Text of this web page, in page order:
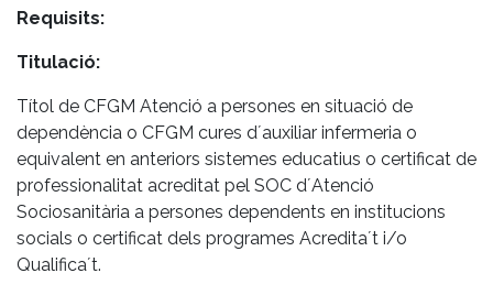
Requisits:
Titulació:
Títol de CFGM Atenció a persones en situació de
dependència o CFGM cures d´auxiliar infermeria o
equivalent en anteriors sistemes educatius o certificat de
professionalitat acreditat pel SOC d´Atenció
Sociosanitària a persones dependents en institucions
socials o certificat dels programes Acredita´t i/o
Qualifica´t.